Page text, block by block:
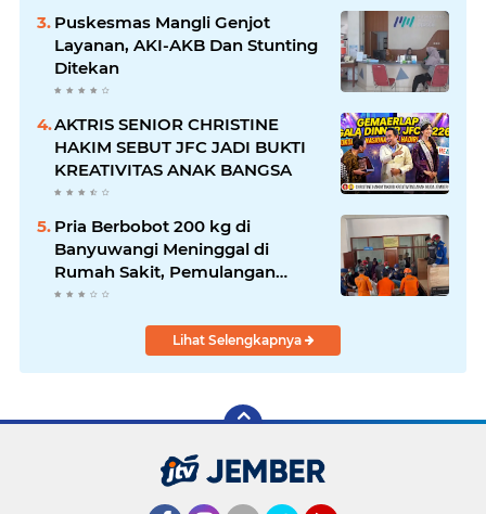
Puskesmas Mangli Genjot
Layanan, AKI-AKB Dan Stunting
Ditekan
AKTRIS SENIOR CHRISTINE
HAKIM SEBUT JFC JADI BUKTI
KREATIVITAS ANAK BANGSA
Pria Berbobot 200 kg di
Banyuwangi Meninggal di
Rumah Sakit, Pemulangan
Dibantu Damkar dan Basarnas
Lihat Selengkapnya